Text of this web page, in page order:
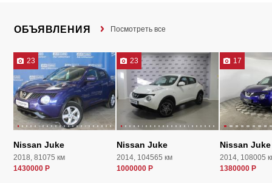
ОБЪЯВЛЕНИЯ Посмотреть все
23
Nissan Juke
2018, 81075 км
1430000 Р
23
Nissan Juke
2014, 104565 км
1000000 Р
17
Nissan Juke
2014, 108005
1380000 Р